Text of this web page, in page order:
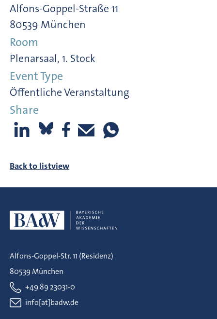
Alfons-Goppel-Straße 11
80539 München
Room
Plenarsaal, 1. Stock
Event Type
Öffentliche Veranstaltung
Share
Back to listview
Alfons-Goppel-Str. 11 (Residenz)
80539 München
+49 89 23031-0
info[at]badw.de